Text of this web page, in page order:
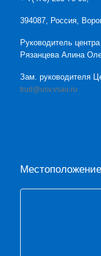
394087, Россия,
Руководитель
Рязанцева Алина
Зам. руководителя
trud@usv.vsau.ru